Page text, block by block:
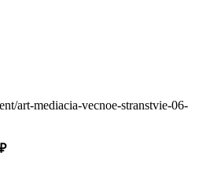
art-mediacia-vecnoe-stranstvie-06-
₽